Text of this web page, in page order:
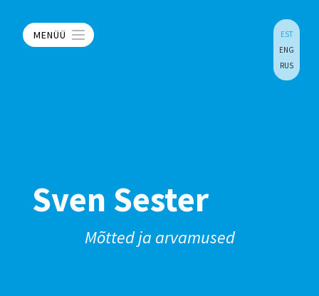
MENÜÜ
EST
ENG
RUS
Sven Sester
Mõtted ja arvamused